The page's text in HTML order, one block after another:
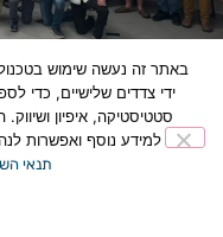
ציון דרך
אמית בר אילן
ידי צדדים שלישיים, כדי
סטטיסטיקה, איפיון
למידע נוסף ואפשרות
תנאי